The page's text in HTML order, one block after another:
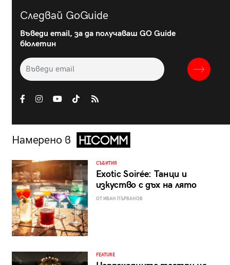
Следвай GoGuide
Въведи email, за да получаваш GO Guide
бюлетин
Намерено в
СЪБИТИЯ
Exotic Soirée: Танци и
изкуство с дъх на лято
ОТ ИВАН ПЪРВАНОВ
FEATURE